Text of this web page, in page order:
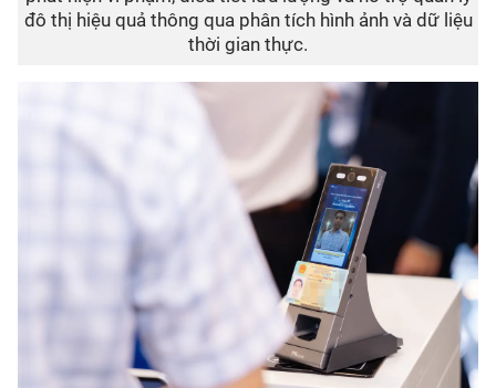
đô thị hiệu quả thông qua phân tích hình ảnh và dữ liệu
thời gian thực.